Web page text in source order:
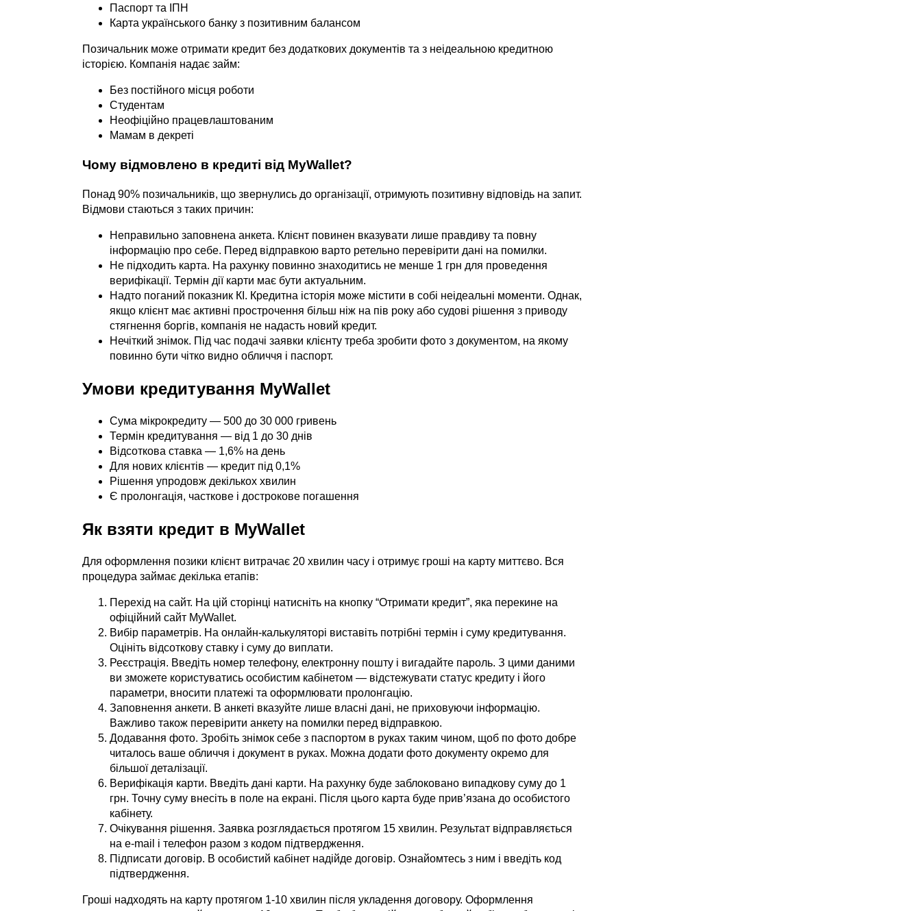
Паспорт та ІПН
Карта українського банку з позитивним балансом
Позичальник може отримати кредит без додаткових документів та з неідеальною кредитною
історією. Компанія надає займ:
Без постійного місця роботи
Студентам
Неофіційно працевлаштованим
Мамам в декреті
Чому відмовлено в кредиті від MyWallet?
Понад 90% позичальників, що звернулись до організації, отримують позитивну відповідь на запит.
Відмови стаються з таких причин:
Неправильно заповнена анкета. Клієнт повинен вказувати лише правдиву та повну
інформацію про себе. Перед відправкою варто ретельно перевірити дані на помилки.
Не підходить карта. На рахунку повинно знаходитись не менше 1 грн для проведення
верифікації. Термін дії карти має бути актуальним.
Надто поганий показник КІ. Кредитна історія може містити в собі неідеальні моменти. Однак,
якщо клієнт має активні прострочення більш ніж на пів року або судові рішення з приводу
стягнення боргів, компанія не надасть новий кредит.
Нечіткий знімок. Під час подачі заявки клієнту треба зробити фото з документом, на якому
повинно бути чітко видно обличчя і паспорт.
Умови кредитування MyWallet
Сума мікрокредиту — 500 до 30 000 гривень
Термін кредитування — від 1 до 30 днів
Відсоткова ставка — 1,6% на день
Для нових клієнтів — кредит під 0,1%
Рішення упродовж декількох хвилин
Є пролонгація, часткове і дострокове погашення
Як взяти кредит в MyWallet
Для оформлення позики клієнт витрачає 20 хвилин часу і отримує гроші на карту миттєво. Вся
процедура займає декілька етапів:
Перехід на сайт. На цій сторінці натисніть на кнопку “Отримати кредит”, яка перекине на
офіційний сайт MyWallet.
Вибір параметрів. На онлайн-калькуляторі виставіть потрібні термін і суму кредитування.
Оцініть відсоткову ставку і суму до виплати.
Реєстрація. Введіть номер телефону, електронну пошту і вигадайте пароль. З цими даними
ви зможете користуватись особистим кабінетом — відстежувати статус кредиту і його
параметри, вносити платежі та оформлювати пролонгацію.
Заповнення анкети. В анкеті вказуйте лише власні дані, не приховуючи інформацію.
Важливо також перевірити анкету на помилки перед відправкою.
Додавання фото. Зробіть знімок себе з паспортом в руках таким чином, щоб по фото добре
читалось ваше обличчя і документ в руках. Можна додати фото документу окремо для
більшої деталізації.
Верифікація карти. Введіть дані карти. На рахунку буде заблоковано випадкову суму до 1
грн. Точну суму внесіть в поле на екрані. Після цього карта буде прив’язана до особистого
кабінету.
Очікування рішення. Заявка розглядається протягом 15 хвилин. Результат відправляється
на e-mail і телефон разом з кодом підтвердження.
Підписати договір. В особистий кабінет надійде договір. Ознайомтесь з ним і введіть код
підтвердження.
Гроші надходять на карту протягом 1-10 хвилин після укладення договору. Оформлення